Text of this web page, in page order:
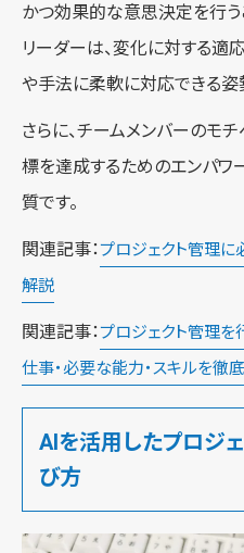
かつ効果的な意思決定を行う
リーダーは、変化に対する適
や手法に柔軟に対応できる姿
さらに、チームメンバーのモ
標を達成するためのエンパワ
質です。
関連記事：プロジェクト管理
解説
関連記事：プロジェクト管理を
仕事・必要な能力・スキルを徹
AIを活用したプロジ
び方